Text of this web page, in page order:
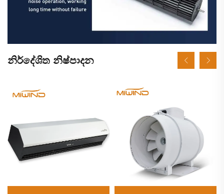
නිර්දේශිත නිෂ්පාදන